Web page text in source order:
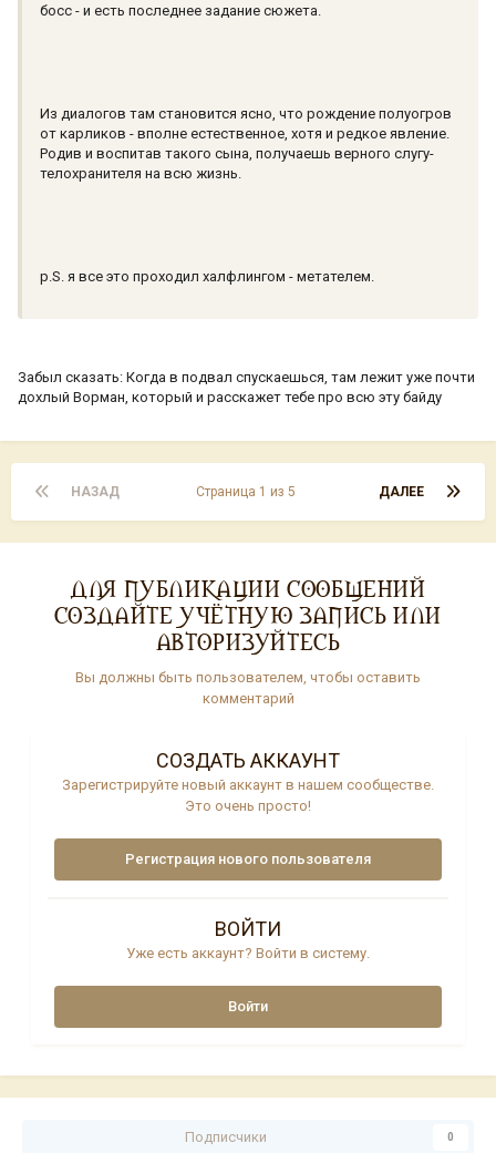
босс - и есть последнее задание сюжета.
Из диалогов там становится ясно, что рождение полуогров
от карликов - вполне естественное, хотя и редкое явление.
Родив и воспитав такого сына, получаешь верного слугу-
телохранителя на всю жизнь.
p.S. я все это проходил халфлингом - метателем.
Забыл сказать: Когда в подвал спускаешься, там лежит уже почти
дохлый Ворман, который и расскажет тебе про всю эту байду
НАЗАД ДАЛЕЕ
Страница 1 из 5
ДЛЯ ПУБЛИКАЦИИ СООБЩЕНИЙ
СОЗДАЙТЕ УЧЁТНУЮ ЗАПИСЬ ИЛИ
АВТОРИЗУЙТЕСЬ
Вы должны быть пользователем, чтобы оставить
комментарий
СОЗДАТЬ АККАУНТ
Зарегистрируйте новый аккаунт в нашем сообществе.
Это очень просто!
Регистрация нового пользователя
ВОЙТИ
Уже есть аккаунт? Войти в систему.
Войти
Подписчики 0